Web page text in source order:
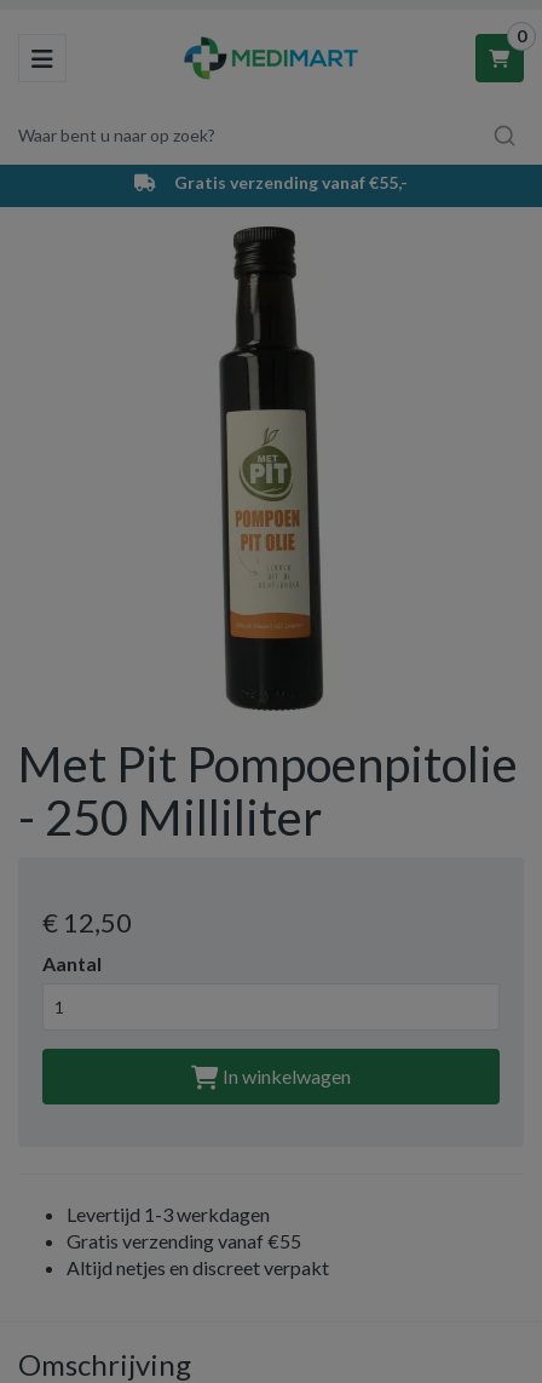
Toggle navigation
Waar bent u naar op zoek?
0
Winkelwagen
Uw winkelwagen is leeg.
Vul hem met producten.
Gratis verzending vanaf €55,-
Met Pit Pompoenpitolie
- 250 Milliliter
€ 12,50
Aantal
In winkelwagen
Levertijd 1-3 werkdagen
Gratis verzending vanaf €55
Altijd netjes en discreet verpakt
Omschrijving